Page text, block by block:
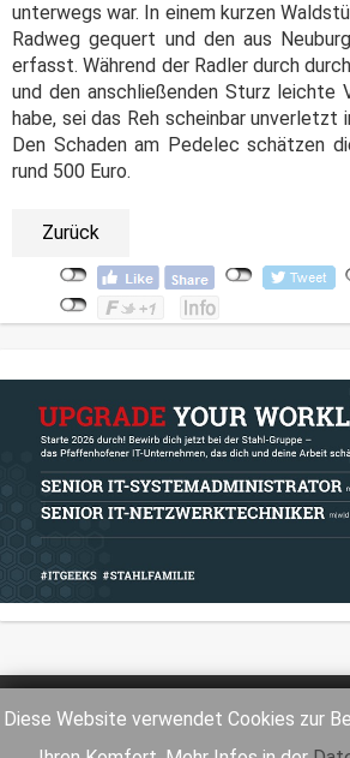
Diese Website verwendet Cookies zur
unterwegs war. In einem kurzen
Radweg gequert und den aus
erfasst. Während der Radler durch
und den anschließenden Sturz leichte
habe, sei das Reh scheinbar unverletzt
Den Schaden am Pedelec schätzen
rund 500 Euro.
Zurück